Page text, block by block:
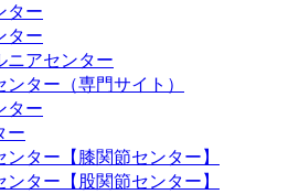
ター
ター
ニアセンター
ター（専門サイト）
ター
ー
ンター【膝関節センター】
ンター【股関節センター】